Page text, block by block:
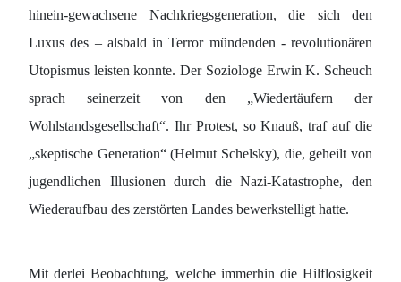
hinein-gewachsene Nachkriegsgeneration, die sich den
Luxus des – alsbald in Terror mündenden - revolutionären
Utopismus leisten konnte. Der Soziologe Erwin K. Scheuch
sprach seinerzeit von den „Wiedertäufern der
Wohlstandsgesellschaft“. Ihr Protest, so Knauß, traf auf die
„skeptische Generation“ (Helmut Schelsky), die, geheilt von
jugendlichen Illusionen durch die Nazi-Katastrophe, den
Wiederaufbau des zerstörten Landes bewerkstelligt hatte.
Mit derlei Beobachtung, welche immerhin die Hilflosigkeit